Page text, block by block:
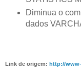
Diminua o
dados
Link de origem: http://